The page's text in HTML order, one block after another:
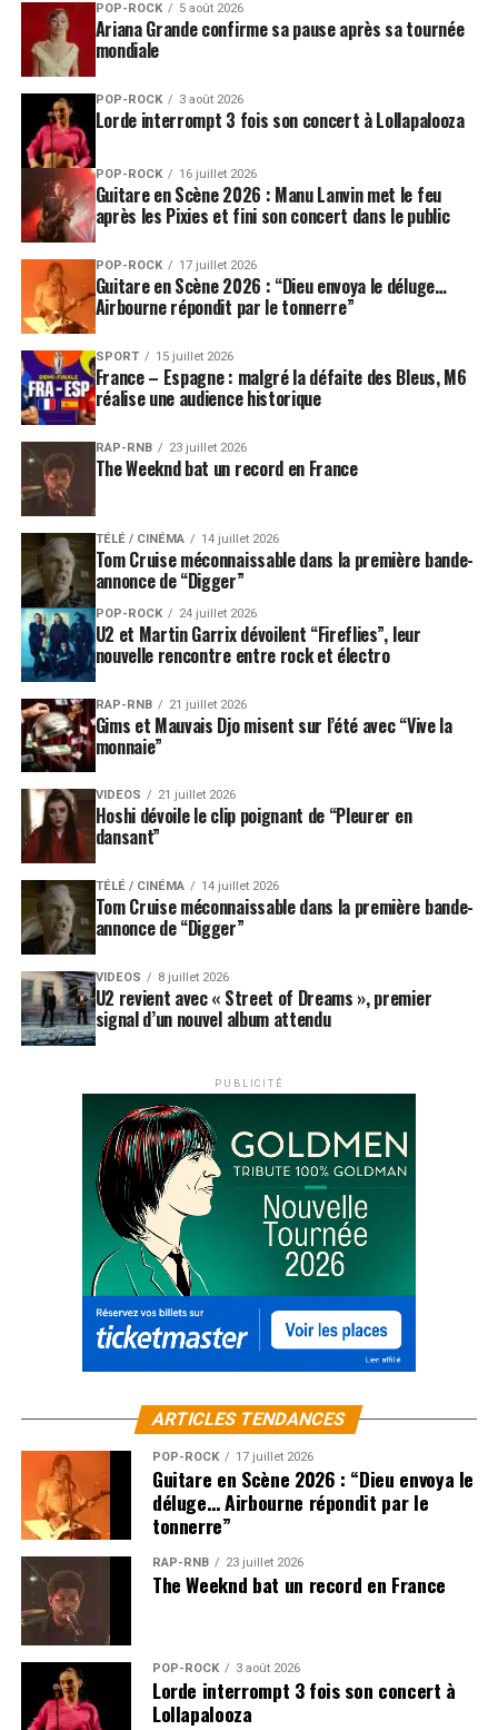
POP-ROCK 5 août 2026
Ariana Grande confirme sa pause après sa tournée
mondiale
POP-ROCK 3 août 2026
Lorde interrompt 3 fois son concert à Lollapalooza
POP-ROCK 16 juillet 2026
Guitare en Scène 2026 : Manu Lanvin met le feu
après les Pixies et fini son concert dans le public
POP-ROCK 17 juillet 2026
Guitare en Scène 2026 : “Dieu envoya le déluge…
Airbourne répondit par le tonnerre”
SPORT 15 juillet 2026
France – Espagne : malgré la défaite des Bleus, M6
réalise une audience historique
RAP-RNB 23 juillet 2026
The Weeknd bat un record en France
TÉLÉ / CINÉMA 14 juillet 2026
Tom Cruise méconnaissable dans la première bande-
annonce de “Digger”
POP-ROCK 24 juillet 2026
U2 et Martin Garrix dévoilent “Fireflies”, leur
nouvelle rencontre entre rock et électro
RAP-RNB 21 juillet 2026
Gims et Mauvais Djo misent sur l’été avec “Vive la
monnaie”
VIDEOS 21 juillet 2026
Hoshi dévoile le clip poignant de “Pleurer en
dansant”
TÉLÉ / CINÉMA 14 juillet 2026
Tom Cruise méconnaissable dans la première bande-
annonce de “Digger”
VIDEOS 8 juillet 2026
U2 revient avec « Street of Dreams », premier
signal d’un nouvel album attendu
PUBLICITÉ
ARTICLES TENDANCES
POP-ROCK 17 juillet 2026
Guitare en Scène 2026 : “Dieu envoya le
déluge… Airbourne répondit par le
tonnerre”
RAP-RNB 23 juillet 2026
The Weeknd bat un record en France
POP-ROCK 3 août 2026
Lorde interrompt 3 fois son concert à
Lollapalooza